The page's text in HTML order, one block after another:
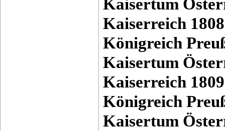
Kaisertum
Kaiserreich 1808
Königreich
Kaisertum
Kaiserreich 1809
Königreich
Kaisertum